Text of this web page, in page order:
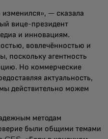
— сказала
вице-президент
и инновациям.
вовлечённостью и
поскольку агентность
Но коммерческие
актуальность,
действительно можем
методам
были общими темами